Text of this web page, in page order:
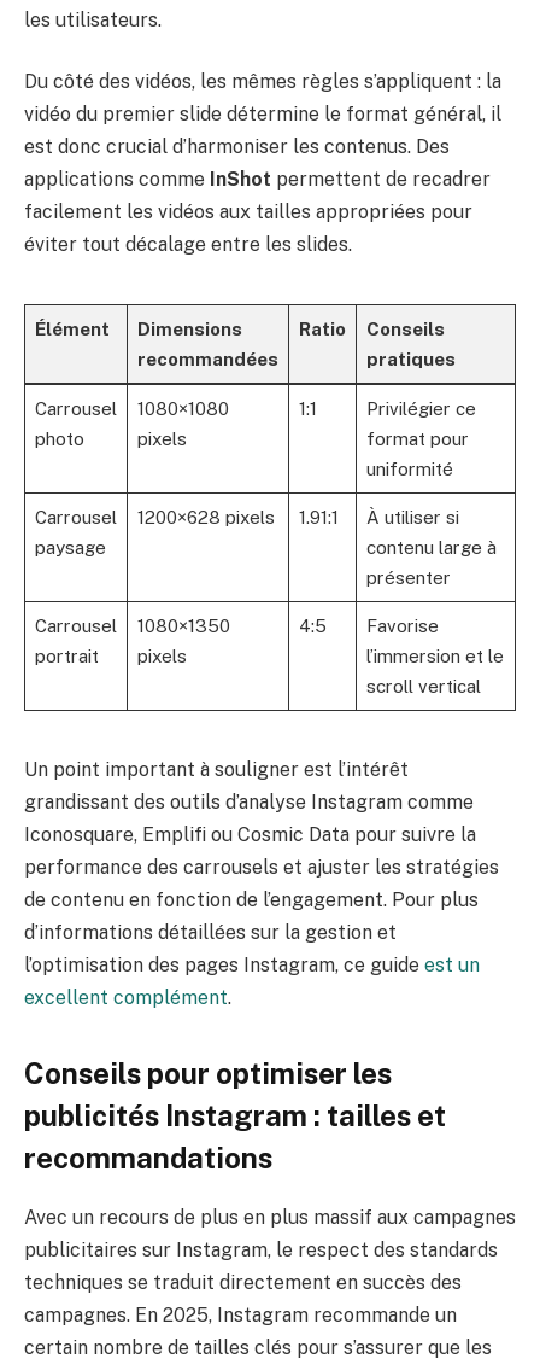
les utilisateurs.
Du côté des vidéos, les mêmes règles s’appliquent : la
vidéo du premier slide détermine le format général, il
est donc crucial d’harmoniser les contenus. Des
applications comme InShot permettent de recadrer
facilement les vidéos aux tailles appropriées pour
éviter tout décalage entre les slides.
Élément
Dimensions
recommandées
Ratio
Conseils
pratiques
Carrousel
photo
1080×1080
pixels
1:1
Privilégier ce
format pour
uniformité
Carrousel
paysage
1200×628 pixels 1.91:1
À utiliser si
contenu large à
présenter
Carrousel
portrait
1080×1350
pixels
4:5
Favorise
l’immersion et le
scroll vertical
Un point important à souligner est l’intérêt
grandissant des outils d’analyse Instagram comme
Iconosquare, Emplifi ou Cosmic Data pour suivre la
performance des carrousels et ajuster les stratégies
de contenu en fonction de l’engagement. Pour plus
d’informations détaillées sur la gestion et
l’optimisation des pages Instagram, ce guide est un
excellent complément.
Conseils pour optimiser les
publicités Instagram : tailles et
recommandations
Avec un recours de plus en plus massif aux campagnes
publicitaires sur Instagram, le respect des standards
techniques se traduit directement en succès des
campagnes. En 2025, Instagram recommande un
certain nombre de tailles clés pour s’assurer que les